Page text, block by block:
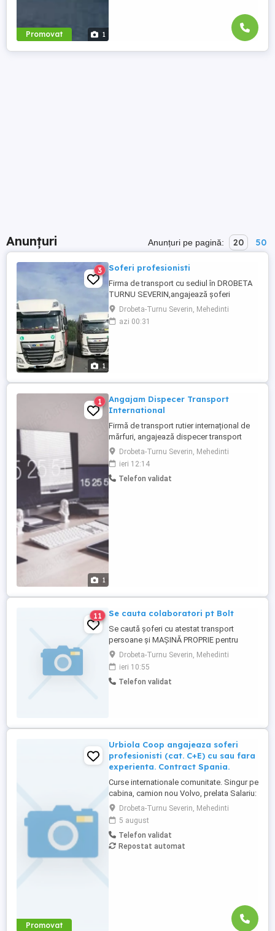
Promovat 1
Anunțuri Anunțuri pe pagină: 20 50
1
3 Soferi profesionisti
Firma de transport cu sediul în DROBETA
TURNU SEVERIN,angajează șoferi
profesioniști la prelata,cu experiență
pentru comunitate: Italia-Suedia-Norvegia
Cerințe:-permis categoria C+E -card
Drobeta-Turnu Severin, Mehedinti
azi 00:31
1
1
Angajam Dispecer Transport
International
Firmă de transport rutier internațional de
mărfuri, angajează dispecer transport
pentru coordonarea flotei și a curselor
externe. Responsabilități Căutarea și
identificarea curselor pe bursele de
transport Planificarea și optimizarea
Drobeta-Turnu Severin, Mehedinti
ieri 12:14
Telefon validat
11 Se cauta colaboratori pt Bolt
Se caută șoferi cu atestat transport
persoane și MAȘINĂ PROPRIE pentru
colaborare BOLT! Activitatea flotei se
desfășoară în regiunea Drobeta Turnu
Severin -Dudasu Schelei ,Gura Văii ,Schela
Cladovei Parteneriatul se face prin
Drobeta-Turnu Severin, Mehedinti
ieri 10:55
Telefon validat
Promovat
Urbiola Coop angajeaza soferi
profesionisti (cat. C+E) cu sau fara
experienta. Contract Spania.
Curse internationale comunitate. Singur pe
cabina, camion nou Volvo, prelata Salariu:
2700 luna net 12.000 km (garantat) Prima
0,06 camion km extra peste 12000 km; +
100 prima la angajare pt. ADR; + 300 prima
pentru 6 luni lucrate; + 300 prima pentru 9
luni lucrate; + 300 prima pentru 12 luni
Drobeta-Turnu Severin, Mehedinti
5 august
Telefon validat
Repostat automat